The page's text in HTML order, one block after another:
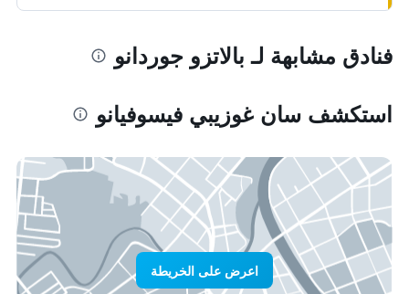
فنادق مشابهة لـ بالاتزو جوردانو
استكشف سان غوزيبي فيسوفيانو
اعرض على الخريطة